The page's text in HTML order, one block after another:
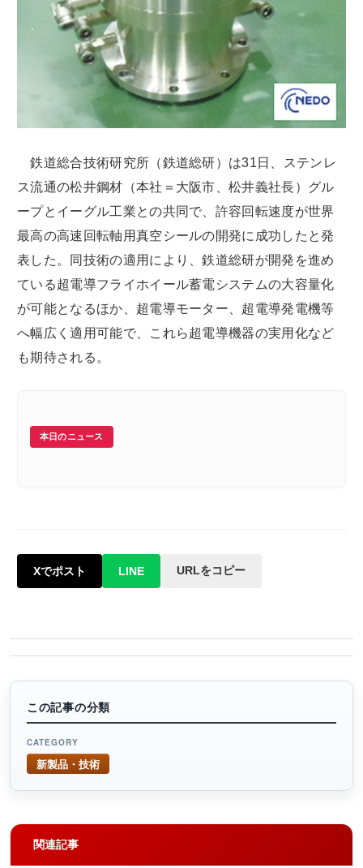
鉄道総合技術研究所（鉄道総研）は31日、ステンレ
ス流通の松井鋼材（本社＝大阪市、松井義社長）グル
ープとイーグル工業との共同で、許容回転速度が世界
最高の高速回転軸用真空シールの開発に成功したと発
表した。同技術の適用により、鉄道総研が開発を進め
ている超電導フライホイール蓄電システムの大容量化
が可能となるほか、超電導モーター、超電導発電機等
へ幅広く適用可能で、これら超電導機器の実用化など
も期待される。
本日のニュース
Xでポスト LINE URLをコピー
この記事の分類
CATEGORY
新製品・技術
関連記事